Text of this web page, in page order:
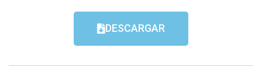
DESCARGAR